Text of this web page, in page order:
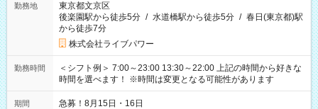
勤務地
東京都文京区
後楽園駅から徒歩5分 / 水道橋駅から徒歩5分 / 春日(東京都)駅
から徒歩7分
株式会社ライブパワー
勤務時間
＜シフト例＞ 7:00～23:00 13:30～22:00 上記の時間から好きな
時間を選べます！ ※時間は変更となる可能性があります
期間 急募！8月15日・16日